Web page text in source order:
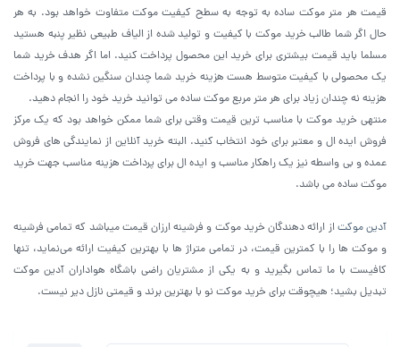
قیمت هر متر موکت ساده به توجه به سطح کیفیت موکت متفاوت خواهد بود. به هر
حال اگر شما طالب خرید موکت با کیفیت و تولید شده از الیاف طبیعی نظیر پنبه هستید
مسلما باید قیمت بیشتری برای خرید این محصول پرداخت کنید. اما اگر هدف خرید شما
یک محصولی با کیفیت متوسط هست هزینه خرید شما چندان سنگین نشده و با پرداخت
هزینه نه چندان زیاد برای هر متر مربع موکت ساده می توانید خرید خود را انجام دهید.
منتهی خرید موکت با مناسب ترین قیمت وقتی برای شما ممکن خواهد بود که یک مرکز
فروش ایده ال و معتبر برای خود انتخاب کنید. البته خرید آنلاین از نمایندگی های فروش
عمده و بی واسطه نیز یک راهکار مناسب و ایده ال برای پرداخت هزینه مناسب جهت خرید
موکت ساده می باشد.
آدین موکتاز ارائه دهندگان خرید موکت و فرشینه ارزان قیمت میباشد که تمامی فرشینه
و موکت ها را با کمترین قیمت، در تمامی متراژ ها با بهترین کیفیت ارائه می‌نماید، تنها
کافیست با ما تماس بگیرید و به یکی از مشتریان راضی باشگاه هواداران آدین موکت
تبدیل بشید؛ هیچوقت برای خرید موکت نو با بهترین برند و قیمتی نازل دیر نیست.